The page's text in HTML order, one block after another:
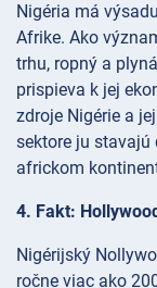
Nigéria má
Afrike. Ako
trhu, ropný a
prispieva k jej
zdroje Nigérie a
sektore ju stavajú
africkom
4. Fakt:
Nigérijský
ročne viac ako